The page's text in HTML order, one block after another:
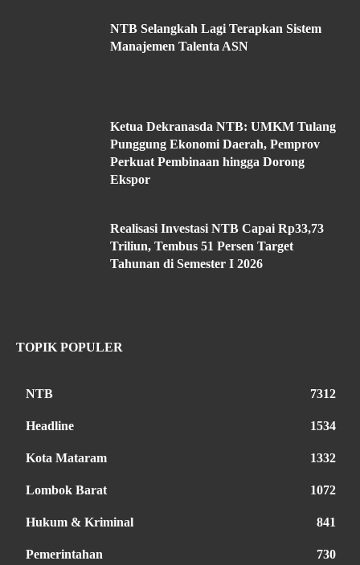
NTB Selangkah Lagi Terapkan Sistem
Manajemen Talenta ASN
Ketua Dekranasda NTB: UMKM Tulang
Punggung Ekonomi Daerah, Pemprov
Perkuat Pembinaan hingga Dorong
Ekspor
Realisasi Investasi NTB Capai Rp33,73
Triliun, Tembus 51 Persen Target
Tahunan di Semester I 2026
TOPIK POPULER
NTB 7312
Headline 1534
Kota Mataram 1332
Lombok Barat 1072
Hukum & Kriminal 841
Pemerintahan 730